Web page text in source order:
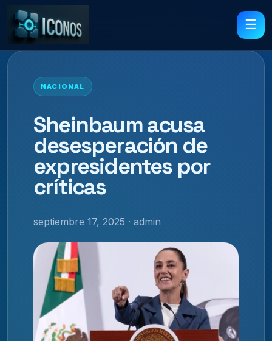
☰
NACIONAL
Sheinbaum acusa
desesperación de
expresidentes por
críticas
septiembre 17, 2025 · admin